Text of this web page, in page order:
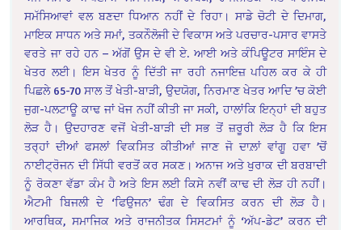
ਸਮੱਸਿਆਵਾਂ ਵਲ ਬਣਦਾ ਧਿਆਨ ਨਹੀਂ ਦੇ ਰਿਹਾ। ਸਾਡੇ ਚੋਟੀ ਦੇ ਦਿਮਾਗ,
ਮਾਇਕ ਸਾਧਨ ਅਤੇ ਸਮਾਂ, ਤਕਨੌਲੋਜੀ ਦੇ ਵਿਕਾਸ ਅਤੇ ਪਰਚਾਰ-ਪਸਾਰ ਵਾਸਤੇ
ਵਰਤੇ ਜਾ ਰਹੇ ਹਨ – ਅੱਗੋਂ ਉਸ ਦੇ ਵੀ ਏ. ਆਈ ਅਤੇ ਕੰਪਿਊਟਰ ਸਾਇੰਸ ਦੇ
ਖੇਤਰ ਲਈ। ਇਸ ਖੇਤਰ ਨੂੰ ਦਿੱਤੀ ਜਾ ਰਹੀ ਨਜਾਇਜ਼ ਪਹਿਲ ਕਰ ਕੇ ਹੀ
ਪਿਛਲੇ 65-70 ਸਾਲ ਤੋਂ ਖੇਤੀ-ਬਾੜੀ, ਉਦਯੋਗ, ਨਿਰਮਾਣ ਖੇਤਰ ਆਦਿ ’ਚ ਕੋਈ
ਜੁਗ-ਪਲਟਾਊ ਕਾਢ ਜਾਂ ਖੋਜ ਨਹੀਂ ਕੀਤੀ ਜਾ ਸਕੀ, ਹਾਲਾਂਕਿ ਇਨ੍ਹਾਂ ਦੀ ਬਹੁਤ
ਲੋੜ ਹੈ। ਉਦਹਾਰਣ ਵਜੋਂ ਖੇਤੀ-ਬਾੜੀ ਦੀ ਸਭ ਤੋਂ ਜ਼ਰੂਰੀ ਲੋੜ ਹੈ ਕਿ ਇਸ
ਤਰ੍ਹਾਂ ਦੀਆਂ ਫਸਲਾਂ ਵਿਕਸਿਤ ਕੀਤੀਆਂ ਜਾਣ ਜੋ ਦਾਲ਼ਾਂ ਵਾਂਗੂ ਹਵਾ ’ਚੋਂ
ਨਾਈਟ੍ਰੋਜਨ ਦੀ ਸਿੱਧੀ ਵਰਤੋਂ ਕਰ ਸਕਣ। ਅਨਾਜ ਅਤੇ ਖੁਰਾਕ ਦੀ ਬਰਬਾਦੀ
ਨੂੰ ਰੋਕਣਾ ਵੱਡਾ ਕੰਮ ਹੈ ਅਤੇ ਇਸ ਲਈ ਕਿਸੇ ਨਵੀਂ ਕਾਢ ਦੀ ਲੋੜ ਹੀ ਨਹੀਂ।
ਐਟਮੀ ਬਿਜਲੀ ਦੇ ‘ਫਿਉਜਨ’ ਢੰਗ ਦੇ ਵਿਕਸਿਤ ਕਰਨ ਦੀ ਲੋੜ ਹੈ।
ਆਰਥਿਕ, ਸਮਾਜਿਕ ਅਤੇ ਰਾਜਨੀਤਕ ਸਿਸਟਮਾਂ ਨੂੰ ‘ਅੱਪ-ਡੇਟ’ ਕਰਨ ਦੀ